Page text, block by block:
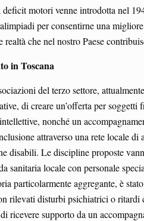
motori venne introdotta nel
per consentirne una
che nel nostro Paese
in Toscana
del terzo settore,
di creare un’offerta per
nonché un
attraverso una rete locale
disabili. Le discipline proposte
sanitaria locale con personale
particolarmente aggregante, è
rilevati disturbi psichiatrici o
supporto da un